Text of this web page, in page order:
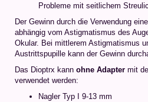
Probleme mit seitlichem
Der Gewinn durch die Verwendung
abhängig vom Astigmatismus des
Okular. Bei mittlerem Astigmatismus
Austrittspupille kann der Gewinn
Das Dioptrx kann ohne Adapter mit
verwendet werden:
Nagler Typ I 9-13 mm